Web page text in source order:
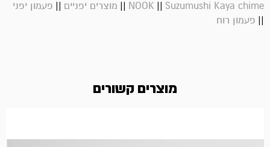
NOOK || Suzumushi Kaya chime
|| מוצרים יפניים || פעמון יפני
|| פעמון רוח
מוצרים קשורים